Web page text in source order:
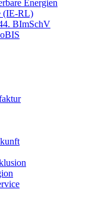
Energien
(IE-RL)
BImSchV